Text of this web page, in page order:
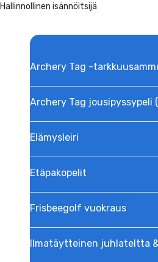
Hallinnollinen isännöitsijä
Archery Tag -
Archery Tag jousipyssypeli
Elämysleiri
Etäpakopelit
Frisbeegolf vuokraus
Ilmatäytteinen juhlateltta